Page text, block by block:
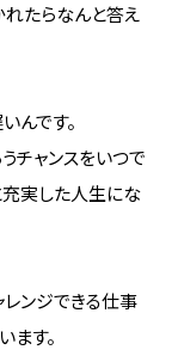
れたらなんと答え
んです。
チャンスをいつで
充実した人生にな
レンジできる仕事
す。